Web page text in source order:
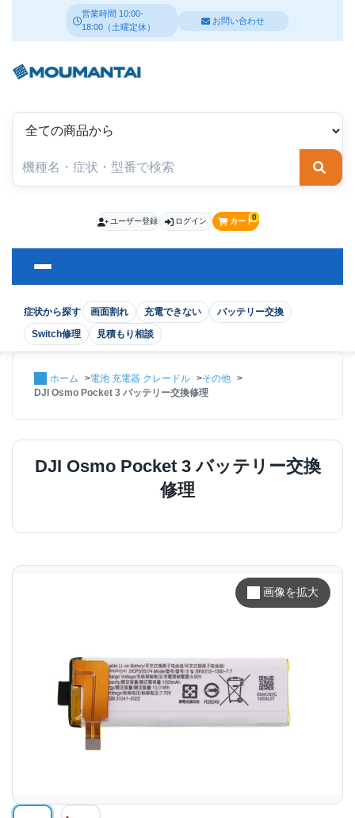
営業時間 10:00-
18:00（土曜定休）
お問い合わせ
検索
症状から探す 画面割れ 充電できない
バッテリー交換
Switch修理
見積もり相談
ユーザー登録 ログイン カート0
ホーム 電池 充電器 クレードル
その他
DJI Osmo Pocket 3 バッテリー交換修理
DJI Osmo Pocket 3 バッテリー交換
修理
画像を拡大